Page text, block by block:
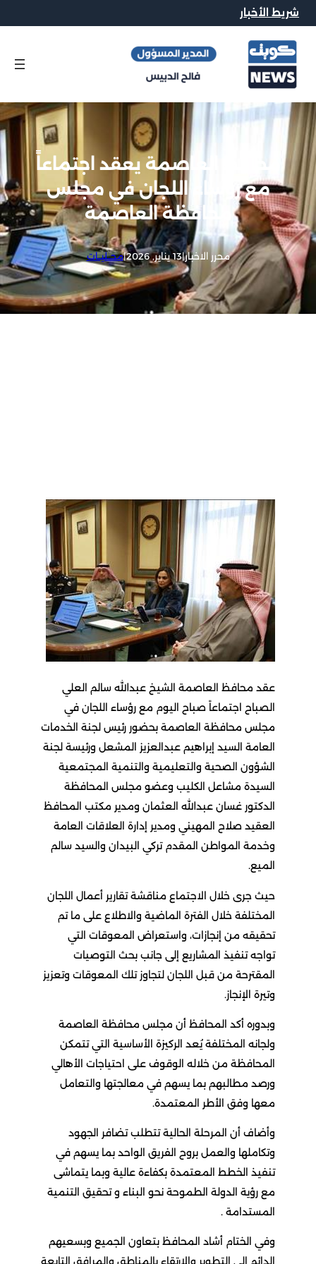
شريط الأخبار
محافظ العاصمة يعقد اجتماعاً
مع رؤساء اللجان في مجلس
محافظة العاصمة
محرر الاخبار|13 يناير, 2026 |محــليــات
عقد محافظ العاصمة الشيخ عبدالله سالم العلي
الصباح اجتماعاً صباح اليوم مع رؤساء اللجان في
مجلس محافظة العاصمة بحضور رئيس لجنة الخدمات
العامة السيد إبراهيم عبدالعزيز المشعل ورئيسة لجنة
الشؤون الصحية والتعليمية والتنمية المجتمعية
السيدة مشاعل الكليب وعضو مجلس المحافظة
الدكتور غسان عبدالله العثمان ومدير مكتب المحافظ
العقيد صلاح المهيني ومدير إدارة العلاقات العامة
وخدمة المواطن المقدم تركي البيدان والسيد سالم
الميع.
حيث جرى خلال الاجتماع مناقشة تقارير أعمال اللجان
المختلفة خلال الفترة الماضية والاطلاع على ما تم
تحقيقه من إنجازات، واستعراض المعوقات التي
تواجه تنفيذ المشاريع إلى جانب بحث التوصيات
المقترحة من قبل اللجان لتجاوز تلك المعوقات وتعزيز
وتيرة الإنجاز.
وبدوره أكد المحافظ أن مجلس محافظة العاصمة
ولجانه المختلفة يُعد الركيزة الأساسية التي تتمكن
المحافظة من خلاله الوقوف على احتياجات الأهالي
ورصد مطالبهم بما يسهم في معالجتها والتعامل
معها وفق الأطر المعتمدة.
وأضاف أن المرحلة الحالية تتطلب تضافر الجهود
وتكاملها والعمل بروح الفريق الواحد بما يسهم في
تنفيذ الخطط المعتمدة بكفاءة عالية وبما يتماشى
مع رؤية الدولة الطموحة نحو البناء و تحقيق التنمية
المستدامة .
وفي الختام أشاد المحافظ بتعاون الجميع وبسعيهم